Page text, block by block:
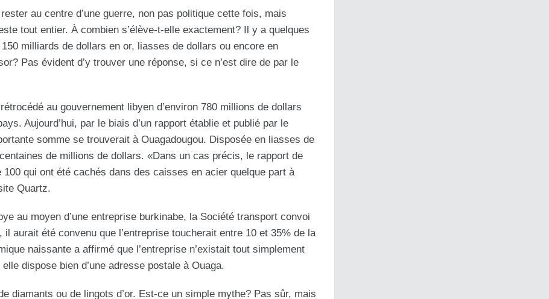
au centre d’une guerre, non pas politique cette fois, mais
tout entier. À combien s’élève-t-elle exactement? Il y a quelques
milliards de dollars en or, liasses de dollars ou encore en
Pas évident d’y trouver une réponse, si ce n’est dire de par le
au gouvernement libyen d’environ 780 millions de dollars
Aujourd’hui, par le biais d’un rapport établie et publié par le
somme se trouverait à Ouagadougou. Disposée en liasses de
de millions de dollars. «Dans un cas précis, le rapport de
qui ont été cachés dans des caisses en acier quelque part à
Quartz.‎
au moyen d’une entreprise burkinabe, la Société transport convoi
aurait été convenu que l’entreprise toucherait entre 10 et 35% de la
naissante a affirmé que l’entreprise n’existait tout simplement
dispose bien d’une adresse postale à Ouaga.
diamants ou de lingots d’or. Est-ce un simple mythe? Pas sûr, mais